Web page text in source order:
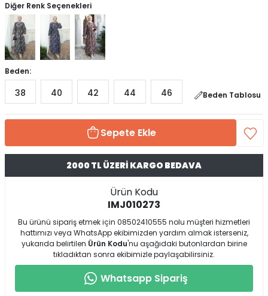
Diğer Renk Seçenekleri
Beden:
38 40 42 44 46 Beden Tablosu
Sepete Ekle
2000 TL ÜZERİ KARGO BEDAVA
Ürün Kodu
IMJ010273
Bu ürünü sipariş etmek için 08502410555 nolu müşteri hizmetleri
hattımızı veya WhatsApp ekibimizden yardım almak isterseniz,
yukarıda belirtilen Ürün Kodu'nu aşağıdaki butonlardan birine
tıkladıktan sonra ekibimizle paylaşabilirsiniz.
Whatsapp Sipariş